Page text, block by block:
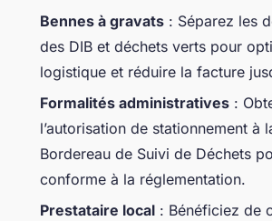
Bennes à gravats : Séparez les
des DIB et déchets verts pour
logistique et réduire la facture
Formalités administratives :
l’autorisation de stationnement à
Bordereau de Suivi de Déchets
conforme à la réglementation.
Prestataire local : Bénéficiez de